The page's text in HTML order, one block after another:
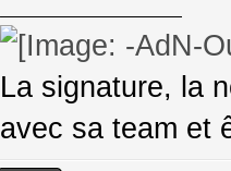
La signature, la
avec sa team et